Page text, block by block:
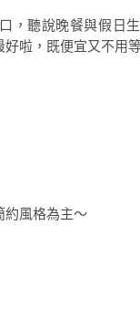
，聽說晚餐與假日
啦，既便宜又不用
約風格為主～